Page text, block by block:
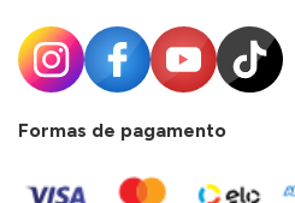
Formas de pagamento